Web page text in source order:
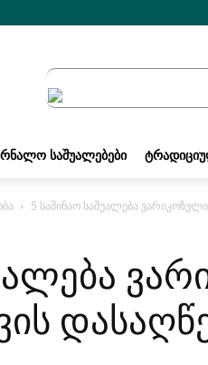
ᲡᲐᲨᲣᲐᲚᲔᲑᲔᲑᲘ
5 საშინაო საშუალება